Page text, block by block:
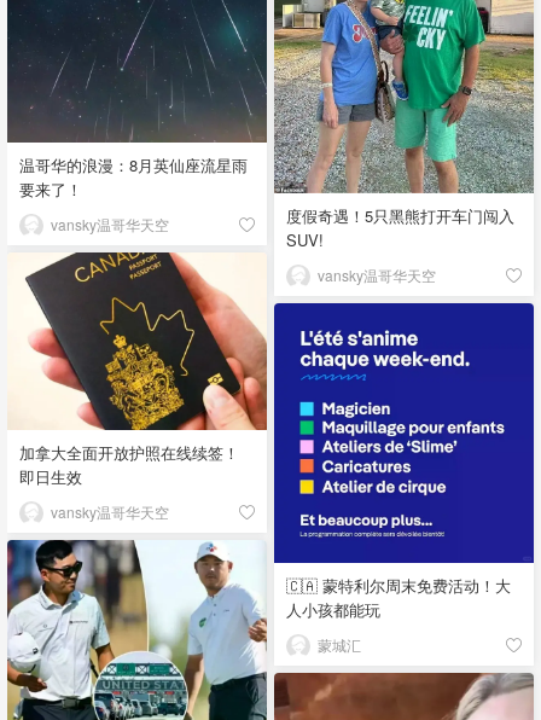
度假奇遇！5只黑熊打开车门闯入
SUV!
vansky温哥华天空
温哥华的浪漫：8月英仙座流星雨
要来了！
vansky温哥华天空
加拿大全面开放护照在线续签！
即日生效
vansky温哥华天空
🇨🇦 蒙特利尔周末免费活动！大
人小孩都能玩
蒙城汇